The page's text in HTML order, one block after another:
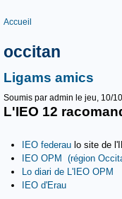
Vous êtes ici
Accueil
occitan
Ligams amics
Soumis par admin le jeu, 10/
L'IEO 12
IEO federau lo site de
IEO OPM (région
Lo diari de L'IEO OPM
IEO d'Erau